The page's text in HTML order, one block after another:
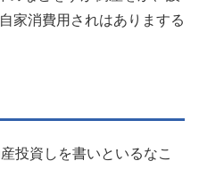
家消費用されはありまする
投資しを書いといるなこ